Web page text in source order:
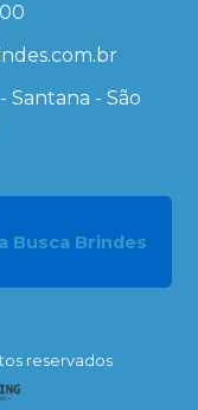
Santana - São
Busca Brindes
reservados